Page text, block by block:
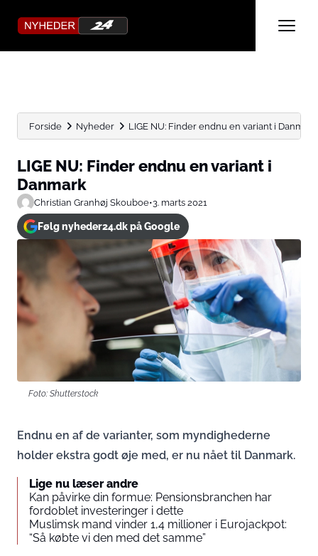
Forside Nyheder LIGE NU: Finder endnu en variant i Danmark
LIGE NU: Finder endnu en variant i
Danmark
Christian Granhøj Skouboe•3. marts 2021
Følg nyheder24.dk på Google
Foto: Shutterstock
Endnu en af de varianter, som myndighederne
holder ekstra godt øje med, er nu nået til Danmark.
Lige nu læser andre
Kan påvirke din formue: Pensionsbranchen har
fordoblet investeringer i dette
Muslimsk mand vinder 1,4 millioner i Eurojackpot:
“Så købte vi den med det samme”